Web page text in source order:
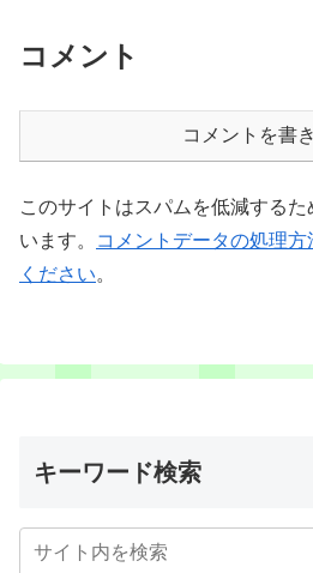
コメント
コメントを書
このサイトはスパムを低減する
います。
コメントデータの処理
ください。
キーワード検索